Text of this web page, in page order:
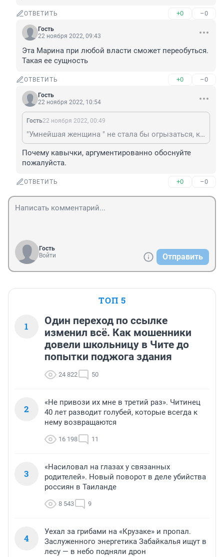
ОТВЕТИТЬ +0 –0
Гость
22 ноября 2022, 09:43
Эта Марина при любой власти сможет переобуться.
Такая ее сущность
ОТВЕТИТЬ +0 –0
Гость
22 ноября 2022, 10:54
Гость22 ноября 2022, 00:49
"Умнейшая женщина " не стала бы огрызаться, как дворничиха на вопрос, почему в городе не убирается снег.
Почему кавычки, аргументированно обоснуйте
пожалуйста.
ОТВЕТИТЬ +0 –0
Гость
Войти
Отправить
ТОП 5
1
Один переход по ссылке
изменил всё. Как мошенники
довели школьницу в Чите до
попытки поджога здания
24 822 50
2
«Не привози их мне в третий раз». Читинец
40 лет разводит голубей, которые всегда к
нему возвращаются
16 198 11
3
«Насиловал на глазах у связанных
родителей». Новый поворот в деле убийства
россиян в Таиланде
8 543 9
4
Уехал за грибами на «Крузаке» и пропал.
Заслуженного энергетика Забайкалья ищут в
лесу — в небо подняли дрон